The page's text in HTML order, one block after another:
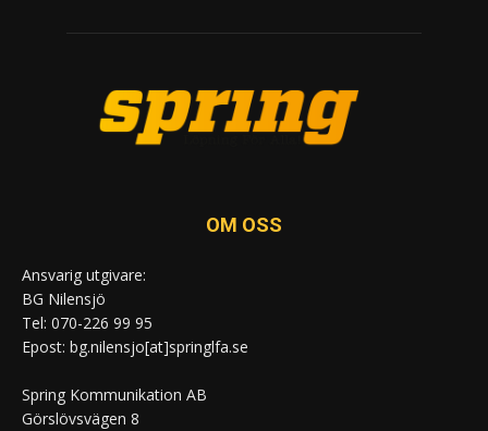
OM OSS
Ansvarig utgivare:
BG Nilensjö
Tel: 070-226 99 95
Epost: bg.nilensjo[at]springlfa.se
Spring Kommunikation AB
Görslövsvägen 8